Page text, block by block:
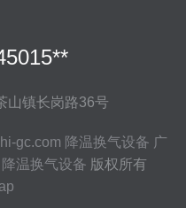
山镇长岗路36号
gc.com 降温换气设备 广
降温换气设备 版权所有